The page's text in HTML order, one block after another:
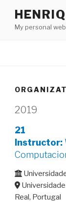
contentMy personal
2019
21
Instructor:
Real, Portugal